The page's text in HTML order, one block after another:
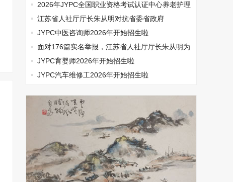
师开始报名啦
2026年JYPC全国职业资格考试认证中心养老护理
师开始报名啦
江苏省人社厅厅长朱从明对抗省委省政府
JYPC中医咨询师2026年开始招生啦
面对176篇实名举报，江苏省人社厅厅长朱从明为
何选择沉默
JYPC育婴师2026年开始招生啦
JYPC汽车维修工2026年开始招生啦